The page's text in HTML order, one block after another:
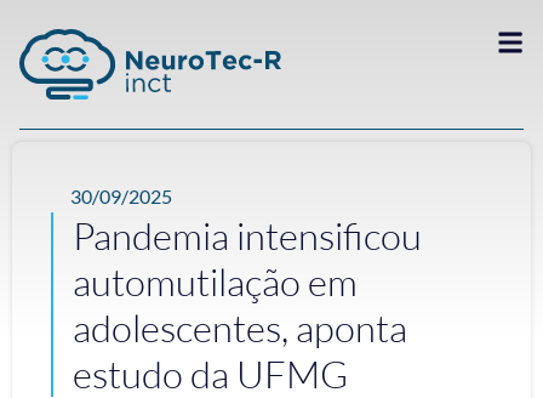
30/09/2025
Pandemia intensificou
automutilação em
adolescentes, aponta
estudo da UFMG